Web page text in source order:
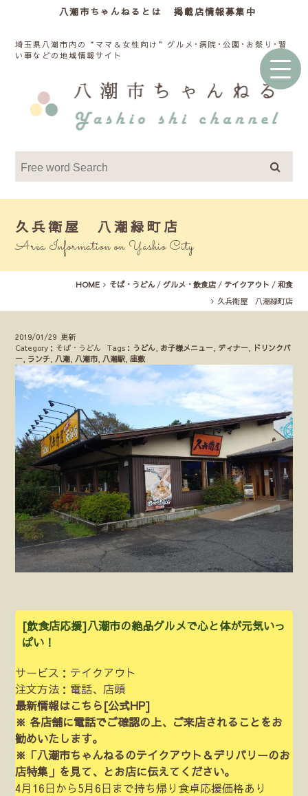
八潮市ちゃんねるとは 掲載店情報募集中
埼玉県八潮市内の“ママ＆女性向け”グルメ･病院･公園･お祭り･習
い事などの地域情報サイト
久兵衛屋 八潮緑町店
Area Information on Yashio City
HOME そば・うどん/ グルメ・飲食店/ テイクアウト / 和食
久兵衛屋 八潮緑町店
2019/01/29 更新
Category；そば・うどんTags： うどん お子様メニュー ディナー
ドリンクバ
ー ランチ 八潮 八潮市 八潮駅 ,座敷
[飲食店応援]八潮市の絶品グルメで心と体が元気いっ
ぱい！
サービス：テイクアウト
注文方法：電話、店頭
最新情報はこちら[公式HP]
※ 各店舗に電話でご確認の上、ご来店されることをお
勧めいたします。
※「八潮市ちゃんねるのテイクアウト＆デリバリーのお
店特集」を見て、とお店に伝えてください。
4月16日から5月6日まで持ち帰り食卓応援価格あり